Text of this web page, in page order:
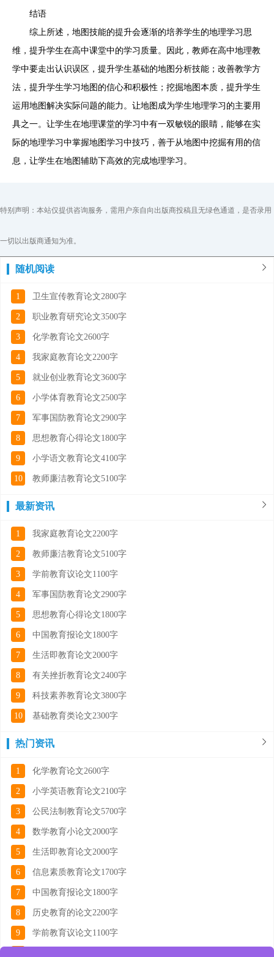
结语
综上所述，地图技能的提升会逐渐的培养学生的地理学习思
维，提升学生在高中课堂中的学习质量。因此，教师在高中地理教
学中要走出认识误区，提升学生基础的地图分析技能；改善教学方
法，提升学生学习地图的信心和积极性；挖掘地图本质，提升学生
运用地图解决实际问题的能力。让地图成为学生地理学习的主要用
具之一。让学生在地理课堂的学习中有一双敏锐的眼睛，能够在实
际的地理学习中掌握地图学习中技巧，善于从地图中挖掘有用的信
息，让学生在地图辅助下高效的完成地理学习。
特别声明：本站仅提供咨询服务，需用户亲自向出版商投稿且无绿色通道，是否录用
一切以出版商通知为准。
随机阅读
1 卫生宣传教育论文2800字
2 职业教育研究论文3500字
3 化学教育论文2600字
4 我家庭教育论文2200字
5 就业创业教育论文3600字
6 小学体育教育论文2500字
7 军事国防教育论文2900字
8 思想教育心得论文1800字
9 小学语文教育论文4100字
10 教师廉洁教育论文5100字
最新资讯
1 我家庭教育论文2200字
2 教师廉洁教育论文5100字
3 学前教育议论文1100字
4 军事国防教育论文2900字
5 思想教育心得论文1800字
6 中国教育报论文1800字
7 生活即教育论文2000字
8 有关挫折教育论文2400字
9 科技素养教育论文3800字
10 基础教育类论文2300字
热门资讯
1 化学教育论文2600字
2 小学英语教育论文2100字
3 公民法制教育论文5700字
4 数学教育小论文2000字
5 生活即教育论文2000字
6 信息素质教育论文1700字
7 中国教育报论文1800字
8 历史教育的论文2200字
9 学前教育议论文1100字